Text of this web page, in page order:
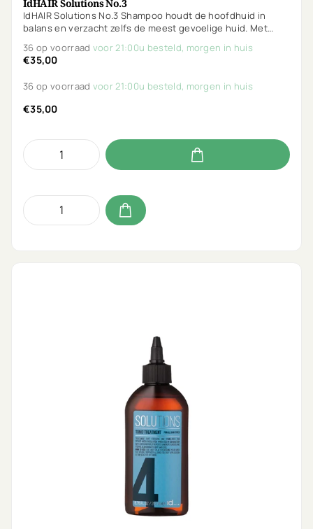
IdHAIR Solutions No.3
IdHAIR Solutions No.3 Shampoo houdt de hoofdhuid in
balans en verzacht zelfs de meest gevoelige huid. Met
en stimuleert het herstel. Ongeparfumeerd en mild voor
dagelijks gebruik.
36 op voorraad voor 21:00u besteld, morgen in huis
€35,00
36 op voorraad voor 21:00u besteld, morgen in huis
€35,00